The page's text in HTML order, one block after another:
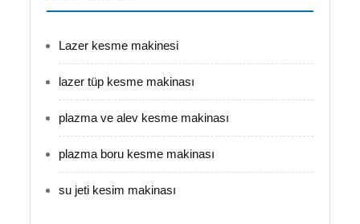
Lazer kesme makinesi
lazer tüp kesme makinası
plazma ve alev kesme makinası
plazma boru kesme makinası
su jeti kesim makinası